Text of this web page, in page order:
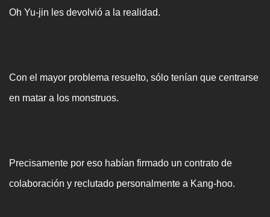
Oh Yu-jin les devolvió a la realidad.
Con el mayor problema resuelto, sólo tenían que centrarse
en matar a los monstruos.
Precisamente por eso habían firmado un contrato de
colaboración y reclutado personalmente a Kang-hoo.